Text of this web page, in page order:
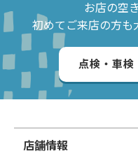
お店の空
初めてご来店の方も
点検・車検
店舗情報